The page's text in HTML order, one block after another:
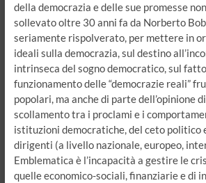
della democrazia e delle sue promesse
sollevato oltre 30 anni fa da Norberto
seriamente rispolverato, per mettere in
ideali sulla democrazia, sul destino
intrinseca del sogno democratico, sul
funzionamento delle “democrazie reali”
popolari, ma anche di parte dell’opinione
scollamento tra i proclami e i
istituzioni democratiche, del ceto politico
dirigenti (a livello nazionale, europeo,
Emblematica è l’incapacità a gestire le
quelle economico-sociali, finanziarie e di